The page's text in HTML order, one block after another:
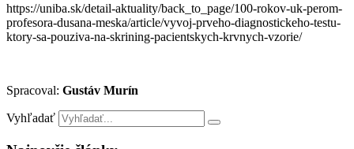
https://uniba.sk/detail-aktuality/back_to_page/100-rokov-uk-perom-
profesora-dusana-meska/article/vyvoj-prveho-diagnostickeho-testu-
ktory-sa-pouziva-na-skrining-pacientskych-krvnych-vzorie/
Spracoval: Gustáv Murín
Vyhľadať